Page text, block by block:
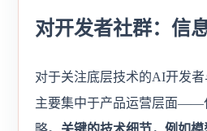
对开发者社群：信
对于关注底层技术的AI开发
主要集中于产品运营层面——